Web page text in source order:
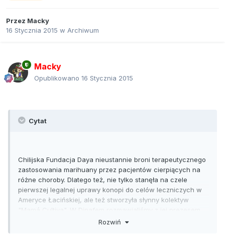
Przez Macky
16 Stycznia 2015 w Archiwum
Macky
Opublikowano 16 Stycznia 2015
Cytat
Chilijska Fundacja Daya nieustannie broni terapeutycznego
zastosowania marihuany przez pacjentów cierpiących na
różne choroby. Dlatego też, nie tylko stanęła na czele
pierwszej legalnej uprawy konopi do celów leczniczych w
Ameryce Łacińskiej, ale też stworzyła słynny kolektyw
aby zrozumieć, jak wygląda sytuacja w Chile i jak wygląda
Rozwiń